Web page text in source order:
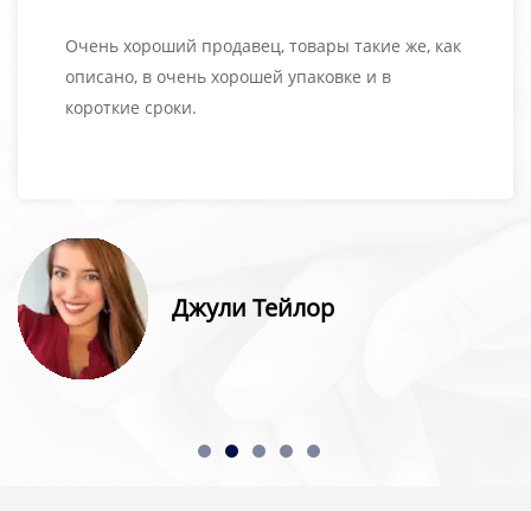
Очень хороший продавец, товары такие же, как
описано, в очень хорошей упаковке и в
короткие сроки.
Джули Тейлор